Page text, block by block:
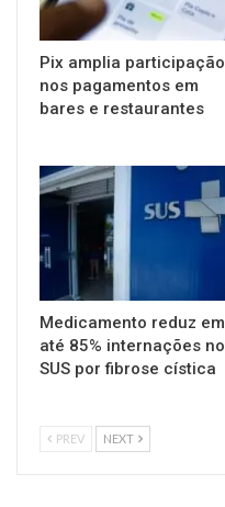
Pix amplia participação
nos pagamentos em
bares e restaurantes
Medicamento reduz em
até 85% internações no
SUS por fibrose cística
PREV NEXT